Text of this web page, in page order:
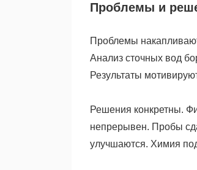
Проблемы и
Проблемы
Анализ сточных вод
Результаты
Решения конкретны.
непрерывен. Пробы
улучшаются. Химия